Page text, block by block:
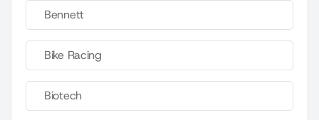
Bennett
Bike Racing
Biotech